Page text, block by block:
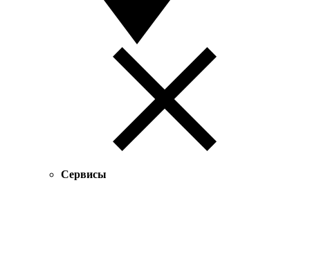
Сервисы